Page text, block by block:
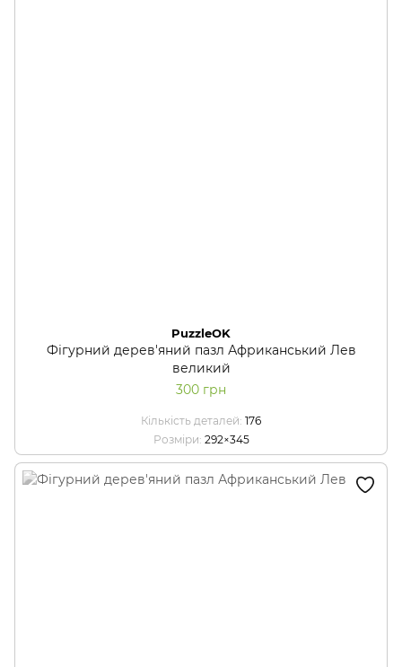
PuzzleOK
Фігурний дерев'яний пазл Африканський Лев
великий
300 грн
Кількість деталей 176
Розміри 292×345